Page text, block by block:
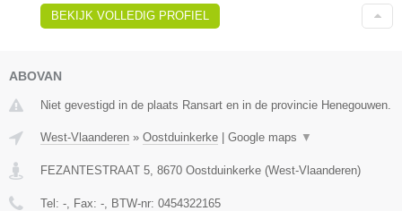
BEKIJK VOLLEDIG PROFIEL
ABOVAN
Niet gevestigd in de plaats Ransart en in de provincie Henegouwen.
West-Vlaanderen » Oostduinkerke | Google maps ▼
FEZANTESTRAAT 5 8670 Oostduinkerke (West-Vlaanderen)
Tel: - , Fax: - , BTW-nr: 0454322165